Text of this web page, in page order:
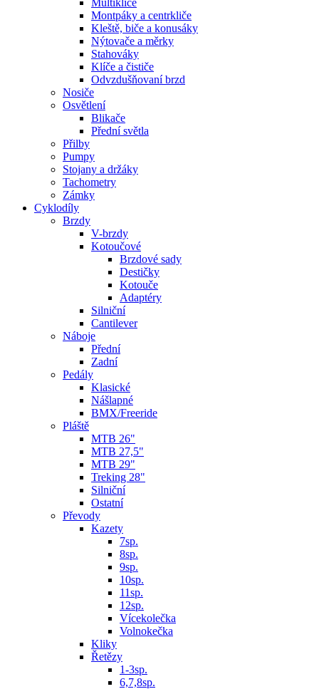
Multiklíče
Montpáky a centrkliče
Kleště, biče a konusáky
Nýtovače a měrky
Stahováky
Klíče a čističe
Odvzdušňovaní brzd
Nosiče
Osvětlení
Blikače
Přední světla
Přilby
Pumpy
Stojany a držáky
Tachometry
Zámky
Cyklodíly
Brzdy
V-brzdy
Kotoučové
Brzdové sady
Destičky
Kotouče
Adaptéry
Silniční
Cantilever
Náboje
Přední
Zadní
Pedály
Klasické
Nášlapné
BMX/Freeride
Pláště
MTB 26"
MTB 27,5"
MTB 29"
Treking 28"
Silniční
Ostatní
Převody
Kazety
7sp.
8sp.
9sp.
10sp.
11sp.
12sp.
Vícekolečka
Volnokečka
Kliky
Řetězy
1-3sp.
6,7,8sp.